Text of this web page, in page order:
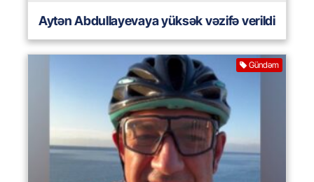
Aytən Abdullayevaya yüksək vəzifə verildi
Gündəm